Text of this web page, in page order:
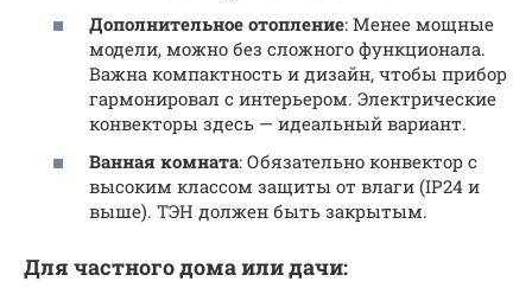
Дополнительное отопление: Менее мощные
модели, можно без сложного функционала.
Важна компактность и дизайн, чтобы прибор
гармонировал с интерьером. Электрические
конвекторы здесь — идеальный вариант.
Ванная комната: Обязательно конвектор с
высоким классом защиты от влаги (IP24 и
выше). ТЭН должен быть закрытым.
Для частного дома или дачи: